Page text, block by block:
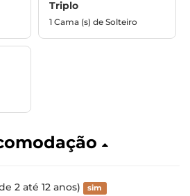
Triplo
1 Cama (s) de Solteiro
2 até 12 anos) sim